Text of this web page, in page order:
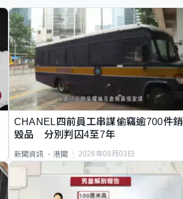
CHANEL四前員工串謀偷竊逾700件銷
毀品 分別判囚4至7年
新聞資訊 港聞 2026年08月03日